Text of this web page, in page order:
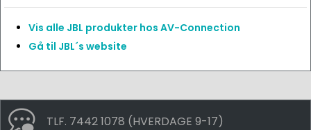
Vis alle JBL produkter hos AV-Connection
Gå til JBL´s website
TLF. 7442 1078 (HVERDAGE 9-17)